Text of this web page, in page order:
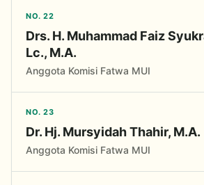
NO. 22
Drs. H. Muhammad Faiz
Lc., M.A.
Anggota Komisi Fatwa MUI
NO. 23
Dr. Hj. Mursyidah Thahir, M.A.
Anggota Komisi Fatwa MUI